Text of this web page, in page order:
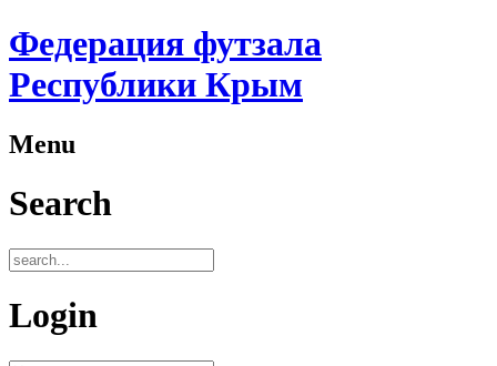
Федерация футзала
Республики Крым
Menu
Search
Login